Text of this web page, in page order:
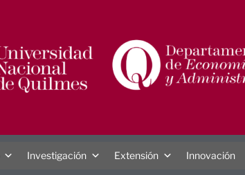
Investigación Extensión Innovación